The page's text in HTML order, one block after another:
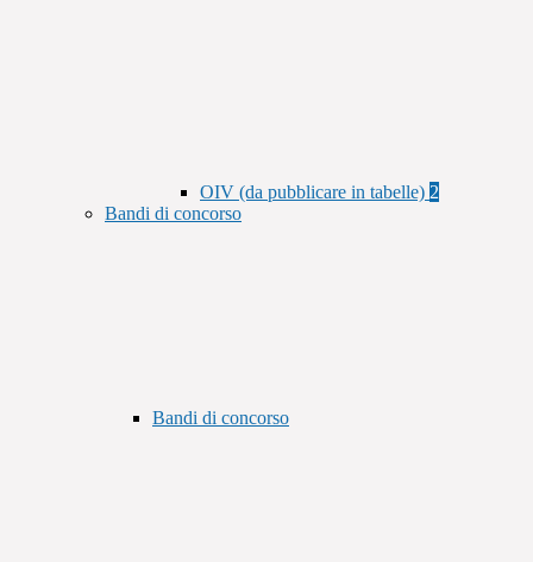
OIV (da pubblicare in tabelle) 2
Bandi di concorso
Bandi di concorso